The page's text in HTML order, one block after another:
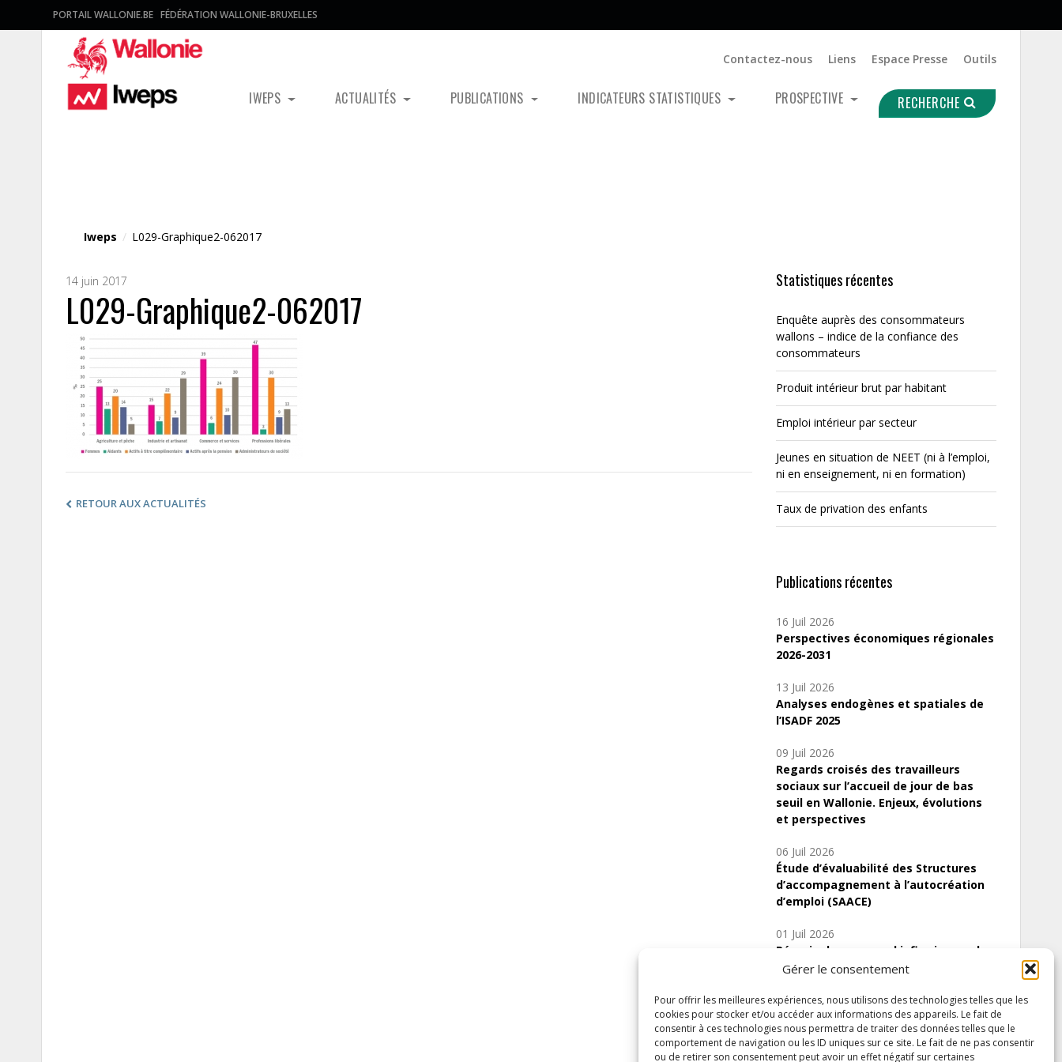
Gérer le consentement
Pour offrir les meilleures expériences, nous utilisons des technologies telles que les
cookies pour stocker et/ou accéder aux informations des appareils. Le fait de
consentir à ces technologies nous permettra de traiter des données telles que le
comportement de navigation ou les ID uniques sur ce site. Le fait de ne pas consentir
ou de retirer son consentement peut avoir un effet négatif sur certaines
PORTAIL WALLONIE.BE FÉDÉRATION WALLONIE-BRUXELLES
Contactez-nous Liens Espace Presse Outils
IWEPS ACTUALITÉS PUBLICATIONS INDICATEURS STATISTIQUES PROSPECTIVE RECHERCHE
Iweps / L029-Graphique2-062017
14 juin 2017
L029-Graphique2-062017
RETOUR AUX ACTUALITÉS
Statistiques récentes
Enquête auprès des consommateurs
wallons – indice de la confiance des
consommateurs
Produit intérieur brut par habitant
Emploi intérieur par secteur
Jeunes en situation de NEET (ni à l’emploi,
ni en enseignement, ni en formation)
Taux de privation des enfants
Publications récentes
16 Juil 2026
Perspectives économiques régionales
2026-2031
13 Juil 2026
Analyses endogènes et spatiales de
l’ISADF 2025
09 Juil 2026
Regards croisés des travailleurs
sociaux sur l’accueil de jour de bas
seuil en Wallonie. Enjeux, évolutions
et perspectives
06 Juil 2026
Étude d’évaluabilité des Structures
d’accompagnement à l’autocréation
d’emploi (SAACE)
01 Juil 2026
Pénurie du personnel infirmier :quels
indicateurs d’offre de soins pour
Inscrivez-vous à notre newsletter